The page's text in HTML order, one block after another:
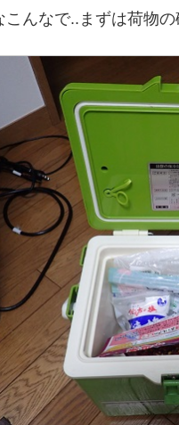
こんなで..まずは荷物